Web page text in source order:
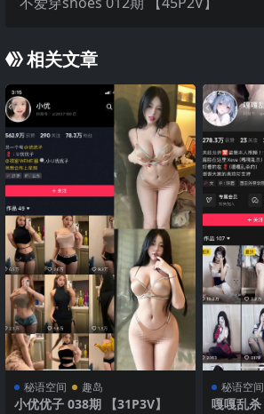
相关文章
秘语空间 趣岛
小优优子 038期 【31P3V】
秘语空间